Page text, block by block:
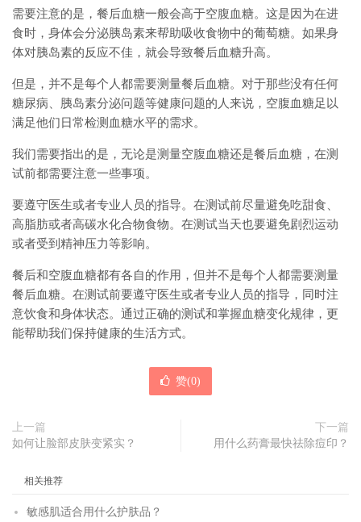
需要注意的是，餐后血糖一般会高于空腹血糖。这是因为在进
食时，身体会分泌胰岛素来帮助吸收食物中的葡萄糖。如果身
体对胰岛素的反应不佳，就会导致餐后血糖升高。
但是，并不是每个人都需要测量餐后血糖。对于那些没有任何
糖尿病、胰岛素分泌问题等健康问题的人来说，空腹血糖足以
满足他们日常检测血糖水平的需求。
我们需要指出的是，无论是测量空腹血糖还是餐后血糖，在测
试前都需要注意一些事项。
要遵守医生或者专业人员的指导。在测试前尽量避免吃甜食、
高脂肪或者高碳水化合物食物。在测试当天也要避免剧烈运动
或者受到精神压力等影响。
餐后和空腹血糖都有各自的作用，但并不是每个人都需要测量
餐后血糖。在测试前要遵守医生或者专业人员的指导，同时注
意饮食和身体状态。通过正确的测试和掌握血糖变化规律，更
能帮助我们保持健康的生活方式。
赞(0)
上一篇
如何让脸部皮肤变紧实？
下一篇
用什么药膏最快祛除痘印？
相关推荐
敏感肌适合用什么护肤品？